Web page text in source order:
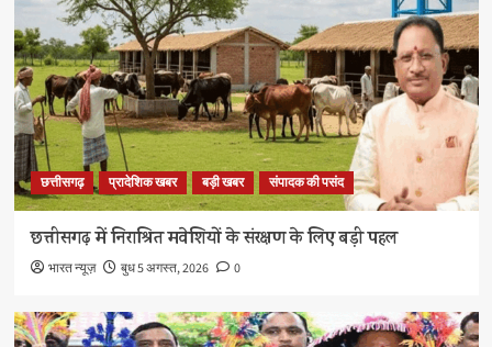
छत्तीसगढ़ प्रादेशिक खबर बड़ी खबर संपादक की पसंद
छत्तीसगढ़ में निराश्रित मवेशियों के संरक्षण के लिए बड़ी पहल
भारत न्यूज़ बुध 5 अगस्त, 2026 0